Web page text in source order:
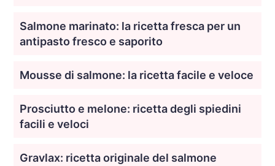
Salmone marinato: la ricetta fresca per un
antipasto fresco e saporito
Mousse di salmone: la ricetta facile e veloce
Prosciutto e melone: ricetta degli spiedini
facili e veloci
Gravlax: ricetta originale del salmone